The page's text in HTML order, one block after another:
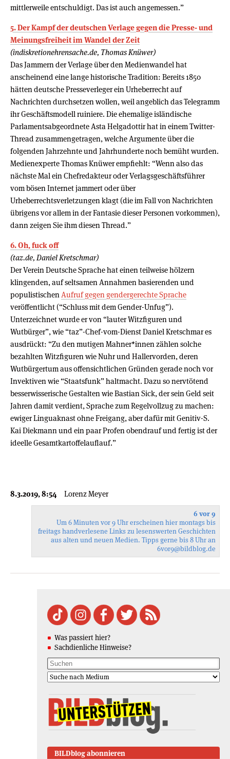
mittlerweile entschuldigt. Das ist auch angemessen.”
5. Der Kampf der deutschen Verlage gegen die Presse- und
Meinungsfreiheit im Wandel der Zeit
(indiskretionehrensache.de, Thomas Knüwer)
Das Jammern der Verlage über den Medienwandel hat
anscheinend eine lange historische Tradition: Bereits 1850
hätten deutsche Presseverleger ein Urheberrecht auf
Nachrichten durchsetzen wollen, weil angeblich das Telegramm
ihr Geschäftsmodell ruiniere. Die ehemalige isländische
Parlamentsabgeordnete Asta Helgadottir hat in einem Twitter-
Thread zusammengetragen, welche Argumente über die
folgenden Jahrzehnte und Jahrhunderte noch bemüht wurden.
Medienexperte Thomas Knüwer empfiehlt: “Wenn also das
nächste Mal ein Chefredakteur oder Verlagsgeschäftsführer
vom bösen Internet jammert oder über
Urheberrechtsverletzungen klagt (die im Fall von Nachrichten
übrigens vor allem in der Fantasie dieser Personen vorkommen),
dann zeigen Sie ihm diesen Thread.”
6. Oh, fuck off
(taz.de, Daniel Kretschmar)
Der Verein Deutsche Sprache hat einen teilweise hölzern
klingenden, auf seltsamen Annahmen basierenden und
populistischen Aufruf gegen gendergerechte Sprache
veröffentlicht (“Schluss mit dem Gender-Unfug”).
Unterzeichnet wurde er von “lauter Witzfiguren und
Wutbürger”, wie “taz”-Chef-vom-Dienst Daniel Kretschmar es
ausdrückt: “Zu den mutigen Mahner*innen zählen solche
bezahlten Witzfiguren wie Nuhr und Hallervorden, deren
Wutbürgertum aus offensichtlichen Gründen gerade noch vor
Invektiven wie “Staatsfunk” haltmacht. Dazu so nervtötend
besserwisserische Gestalten wie Bastian Sick, der sein Geld seit
Jahren damit verdient, Sprache zum Regelvollzug zu machen:
ewiger Linguaknast ohne Freigang, aber dafür mit Genitiv-S.
Kai Diekmann und ein paar Profen obendrauf und fertig ist der
ideelle Gesamtkartoffelauflauf.”
8.3.2019, 8:54 Lorenz Meyer
6 vor 9
Um 6 Minuten vor 9 Uhr erscheinen hier montags bis
freitags handverlesene Links zu lesenswerten Geschichten
aus alten und neuen Medien. Tipps gerne bis 8 Uhr an
6vor9@bildblog.de
Was passiert hier?
Sachdienliche Hinweise?
BILDblog abonnieren